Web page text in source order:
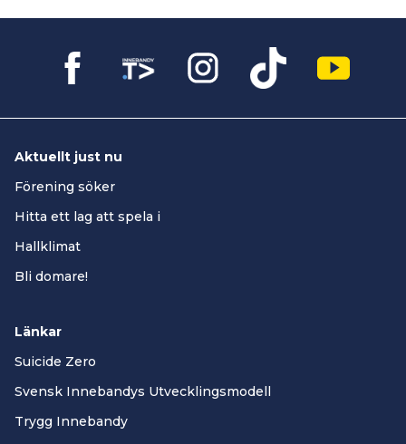
Aktuellt just nu
Förening söker
Hitta ett lag att spela i
Hallklimat
Bli domare!
Länkar
Suicide Zero
Svensk Innebandys Utvecklingsmodell
Trygg Innebandy